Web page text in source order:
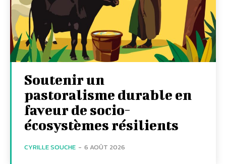
Soutenir un
pastoralisme durable en
faveur de socio-
écosystèmes résilients
CYRILLE SOUCHE - 6 AOÛT 2026